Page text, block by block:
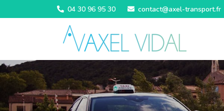
04 30 96 95 30 contact@axel-transport.fr